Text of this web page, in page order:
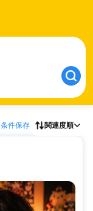
条件保存 関連度順